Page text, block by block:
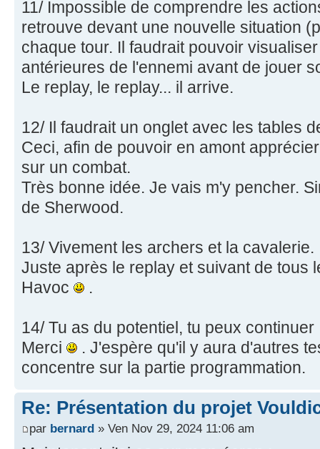
11/ Impossible de comprendre les
retrouve devant une nouvelle situation
chaque tour. Il faudrait pouvoir
antérieures de l'ennemi avant de jouer
Le replay, le replay... il arrive.
12/ Il faudrait un onglet avec les tables
Ceci, afin de pouvoir en amont
sur un combat.
Très bonne idée. Je vais m'y pencher.
de Sherwood.
13/ Vivement les archers et la cavalerie.
Juste après le replay et suivant de tous
Havoc
.
14/ Tu as du potentiel, tu peux continuer
Merci
. J'espère qu'il y aura d'autres
concentre sur la partie programmation.
Re: Présentation du projet
par bernard » Ven Nov 29, 2024 11:06 am